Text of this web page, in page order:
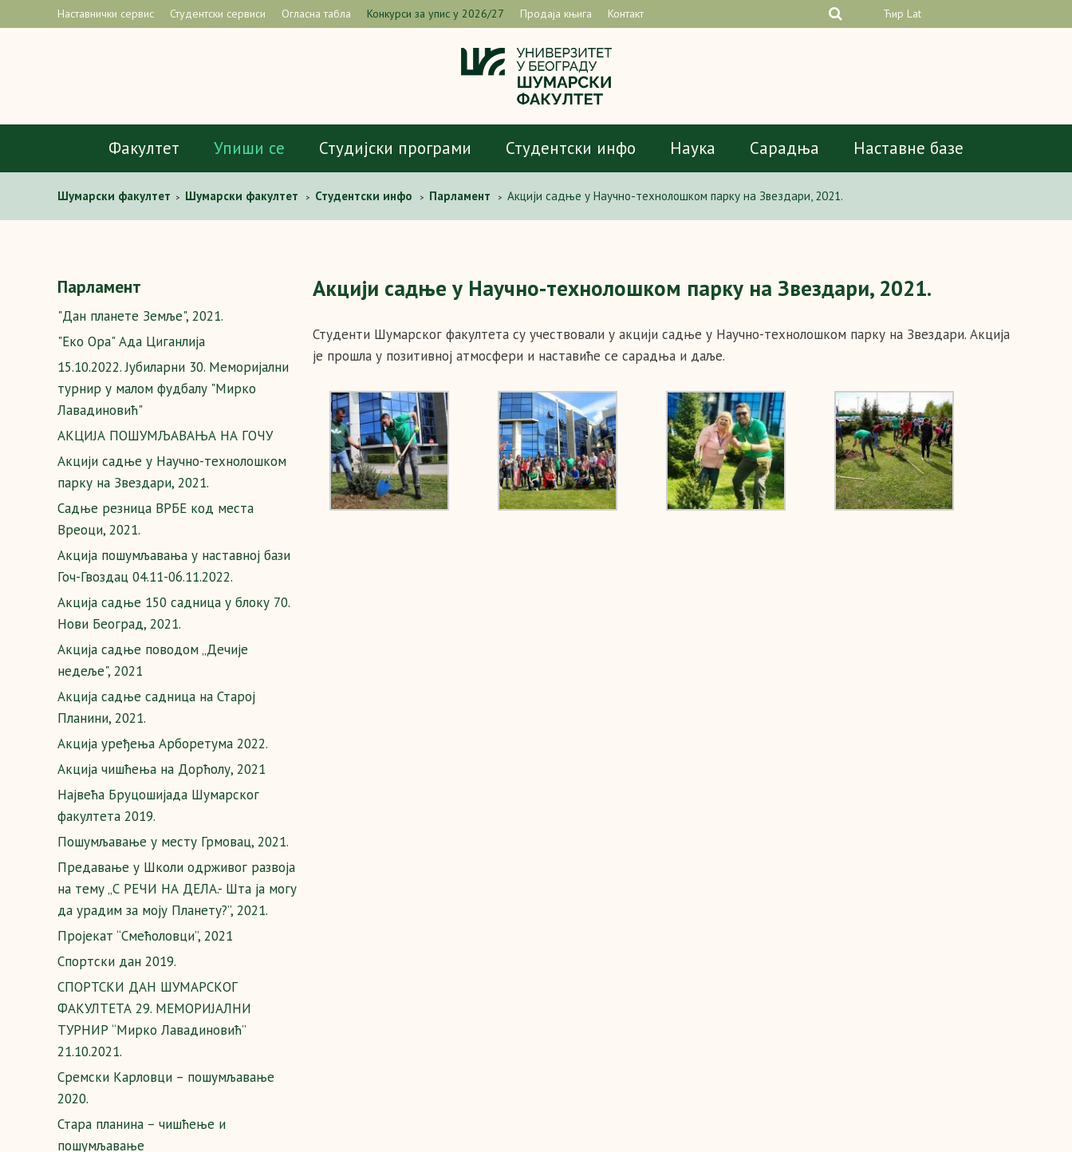
Наставнички сервис Студентски сервиси Огласна табла Конкурси за упис у 2026/27 Продаја књига Контакт Ћир Lat
Факултет Упиши се Студијски програми Студентски инфо Наука Сарадња Наставне базе
Шумaрски факултет > Шумарски факултет > Студентски инфо > Парламент > Aкцији садње у Научно-технолошком парку на Звездари, 2021.
Парламент
"Дан планете Земље", 2021.
"Еко Ора" Ада Циганлија
15.10.2022. Јубиларни 30. Меморијални
турнир у малом фудбалу "Мирко
Лавадиновић"
AКЦИЈА ПОШУМЉАВАЊА НА ГОЧУ
Aкцији садње у Научно-технолошком
парку на Звездари, 2021.
Cадње резница ВРБЕ код места
Вреоци, 2021.
Акција пошумљавања у наставној бази
Гоч-Гвоздац 04.11-06.11.2022.
Акција садње 150 садница у блоку 70.
Нови Београд, 2021.
Акција садње поводом „Дечије
недеље", 2021
Акција садње садница на Старој
Планини, 2021.
Акција уређења Арборетума 2022.
Акција чишћења на Дорћолу, 2021
Највећа Бруцошијада Шумарског
факултета 2019.
Пошумљавање у месту Грмовац, 2021.
Предавање у Школи одрживог развоја
на тему „С РЕЧИ НА ДЕЛА.- Шта ја могу
да урадим за моју Планету?”, 2021.
Пројекат “Смећоловци”, 2021
Спортски дан 2019.
СПОРТСКИ ДАН ШУМАРСКОГ
ФАКУЛТЕТА 29. МЕМОРИЈАЛНИ
ТУРНИР “Мирко Лавадиновић”
21.10.2021.
Сремски Карловци – пошумљавање
2020.
Стара планина – чишћење и
пошумљавање
Aкцији садње у Научно-технолошком парку на Звездари, 2021.
Студенти Шумарског факултета су учествовали у акцији садње у Научно-технолошком парку на Звездари. Акција
је прошла у позитивној атмосфери и наставиће се сарадња и даље.